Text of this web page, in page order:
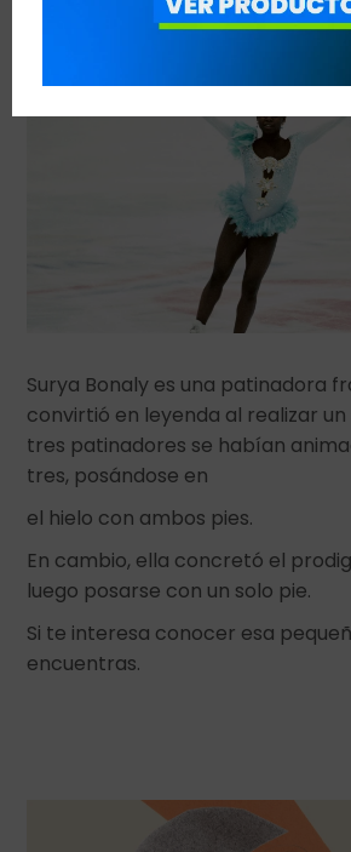
Surya Bonaly es una patinadora
convirtió en leyenda al realizar
tres patinadores se habían
tres, posándose en
el hielo con ambos pies.
En cambio, ella concretó el
luego posarse con un solo pie.
Si te interesa conocer esa
encuentras.